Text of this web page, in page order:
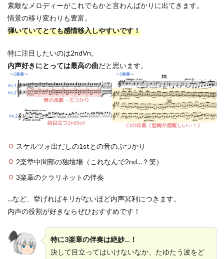
素敵なメロディーがこれでもかと言わんばかりに出てきます。
情景の移り変わりも豊富。
弾いていてとても感情移入しやすいです！
特に注目したいのは2ndVn。
内声好きにとっては最高の曲だと思います。
スケルツォ出だしの1stとの音のぶつかり
2楽章中間部の独壇場（これなんで2nd…？笑）
3楽章のクラリネットの伴奏
…など、挙げればキリがないほど内声冥利につきます。
内声の役割が好きならぜひおすすめです！
特に3楽章の伴奏は絶妙…！
決して目立ってはいけないなか、たゆたう波をど